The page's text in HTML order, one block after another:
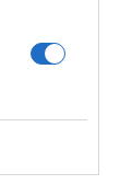
την
Πίντο, και
πρέπει να